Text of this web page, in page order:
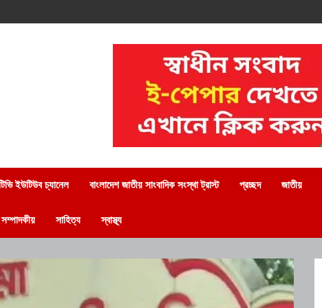
ইউটিউব চ্যানেল বাংলাদেশ জাতীয় সাংবাদিক সংস্থা ট্রাস্ট প্রচ্ছদ জাতীয়
সম্পাদকীয় সাহিত্য স্বাস্থ্য